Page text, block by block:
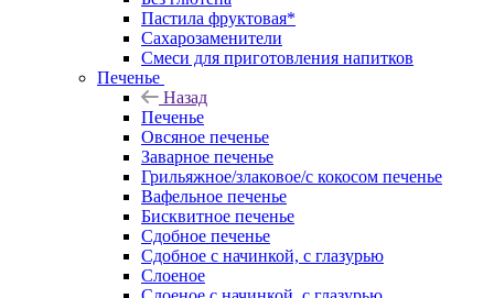
Пастила фруктовая*
Сахарозаменители
Смеси для приготовления напитков
Печенье
Назад
Печенье
Овсяное печенье
Заварное печенье
Грильяжное/злаковое/с кокосом печенье
Вафельное печенье
Бисквитное печенье
Сдобное печенье
Сдобное с начинкой, с глазурью
Слоеное